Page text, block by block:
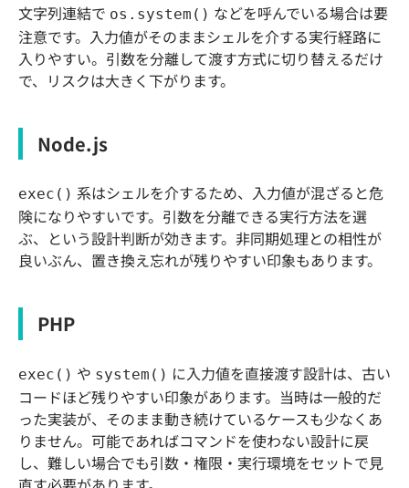
文字列連結で os.system() などを呼んでいる場合は要
注意です。入力値がそのままシェルを介する実行経路に
入りやすい。引数を分離して渡す方式に切り替えるだけ
で、リスクは大きく下がります。
Node.js
exec() 系はシェルを介するため、入力値が混ざると危
険になりやすいです。引数を分離できる実行方法を選
ぶ、という設計判断が効きます。非同期処理との相性が
良いぶん、置き換え忘れが残りやすい印象もあります。
PHP
exec() や system() に入力値を直接渡す設計は、古い
コードほど残りやすい印象があります。当時は一般的だ
った実装が、そのまま動き続けているケースも少なくあ
りません。可能であればコマンドを使わない設計に戻
し、難しい場合でも引数・権限・実行環境をセットで見